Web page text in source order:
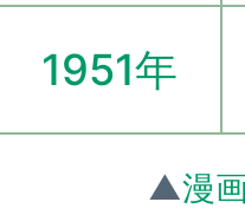
1951年
▲漫